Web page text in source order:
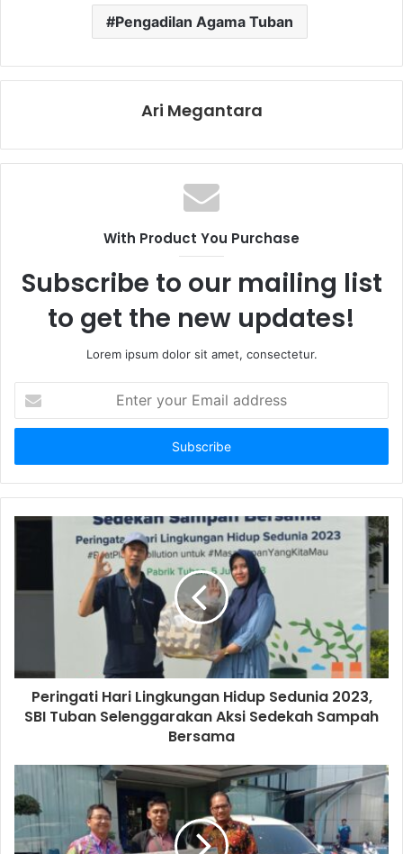
Pengadilan Agama Tuban
Ari Megantara
With Product You Purchase
Subscribe to our mailing list
to get the new updates!
Lorem ipsum dolor sit amet, consectetur.
t
r
y
u
d
s
Peringati Hari Lingkungan Hidup Sedunia 2023,
SBI Tuban Selenggarakan Aksi Sedekah Sampah
Bersama